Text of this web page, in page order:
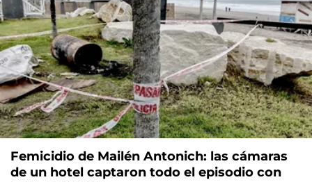
Femicidio de Mailén Antonich: las cámaras
de un hotel captaron todo el episodio con